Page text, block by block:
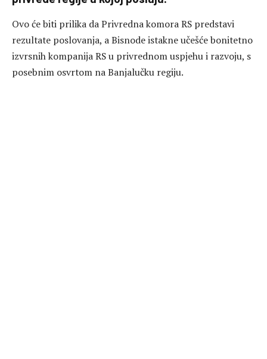
Ovo će biti prilika da Privredna komora RS predstavi
rezultate poslovanja, a Bisnode istakne učešće bonitetno
izvrsnih kompanija RS u privrednom uspjehu i razvoju, s
posebnim osvrtom na Banjalučku regiju.